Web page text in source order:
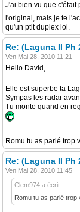
J'ai bien vu que c'était
l'original, mais je te
qu'un ptit duplex lol.
Re: (Laguna II Ph
Ven Mai 28, 2010 11:21
Hello David,
Elle est superbe ta
Sympas les radar
Tu monte quand en
Romu tu as parlé trop
Re: (Laguna II Ph
Ven Mai 28, 2010 11:45
Clem974 a écrit:
Romu tu as parlé trop